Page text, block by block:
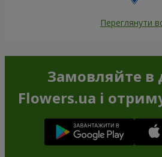
Переглянути
Замовляйте в
Flowers.ua і